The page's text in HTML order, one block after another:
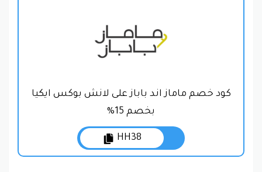
كود خصم ماماز اند باباز على لانش بوكس ايكيا
بخصم 15%
HH38